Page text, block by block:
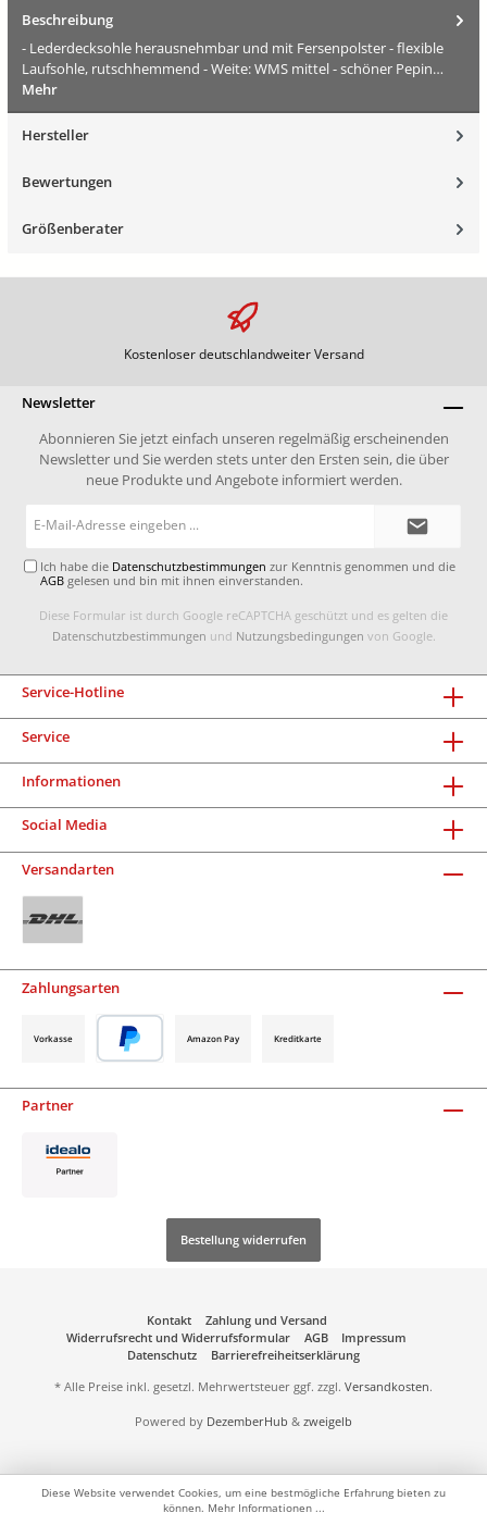
Beschreibung
- Lederdecksohle herausnehmbar und mit Fersenpolster - flexible
Laufsohle, rutschhemmend - Weite: WMS mittel - schöner Pepin…
Mehr
Hersteller
Bewertungen
Größenberater
Kostenloser deutschlandweiter Versand
Newsletter
Abonnieren Sie jetzt einfach unseren regelmäßig erscheinenden
Newsletter und Sie werden stets unter den Ersten sein, die über
neue Produkte und Angebote informiert werden.
Ich habe die Datenschutzbestimmungen zur Kenntnis genommen und die
AGB gelesen und bin mit ihnen einverstanden.
Diese Formular ist durch Google reCAPTCHA geschützt und es gelten die
Datenschutzbestimmungen und Nutzungsbedingungen von Google.
Service-Hotline
Service
Informationen
Social Media
Versandarten
Zahlungsarten
Vorkasse Amazon Pay Kreditkarte
Partner
Bestellung widerrufen
Kontakt
Zahlung und Versand
Widerrufsrecht und Widerrufsformular
AGB
Impressum
Datenschutz
Barrierefreiheitserklärung
* Alle Preise inkl. gesetzl. Mehrwertsteuer ggf. zzgl. Versandkosten.
Powered by DezemberHub & zweigelb
Diese Website verwendet Cookies, um eine bestmögliche Erfahrung bieten zu
können. Mehr Informationen ...